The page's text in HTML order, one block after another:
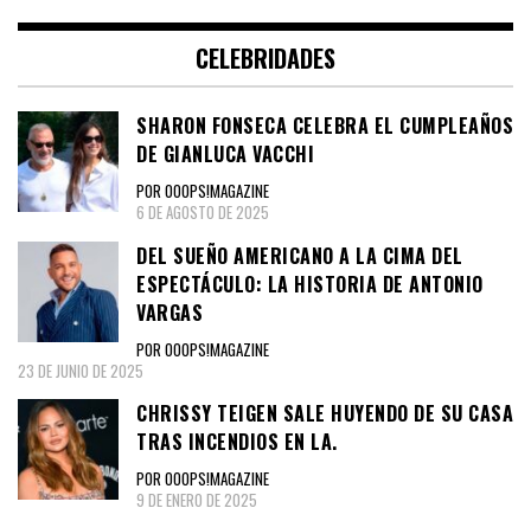
CELEBRIDADES
SHARON FONSECA CELEBRA EL CUMPLEAÑOS
DE GIANLUCA VACCHI
POR OOOPS!MAGAZINE
6 DE AGOSTO DE 2025
DEL SUEÑO AMERICANO A LA CIMA DEL
ESPECTÁCULO: LA HISTORIA DE ANTONIO
VARGAS
POR OOOPS!MAGAZINE
23 DE JUNIO DE 2025
CHRISSY TEIGEN SALE HUYENDO DE SU CASA
TRAS INCENDIOS EN LA.
POR OOOPS!MAGAZINE
9 DE ENERO DE 2025